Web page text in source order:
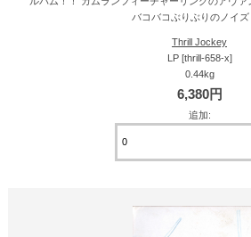
バコバコぶりぶりのノイズ
Thrill Jockey
LP [thrill-658-x]
0.44kg
6,380円
追加: